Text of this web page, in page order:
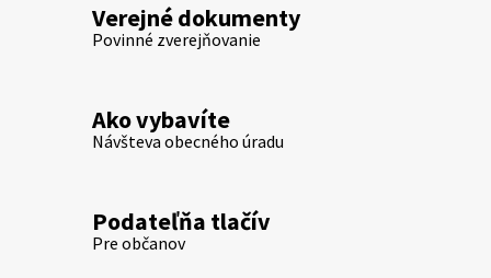
Verejné dokumenty
Povinné zverejňovanie
Ako vybavíte
Návšteva obecného úradu
Podateľňa tlačív
Pre občanov